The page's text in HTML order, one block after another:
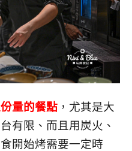
量的餐點 ，尤其是大
有限、而且用炭火、
開始烤需要一定時